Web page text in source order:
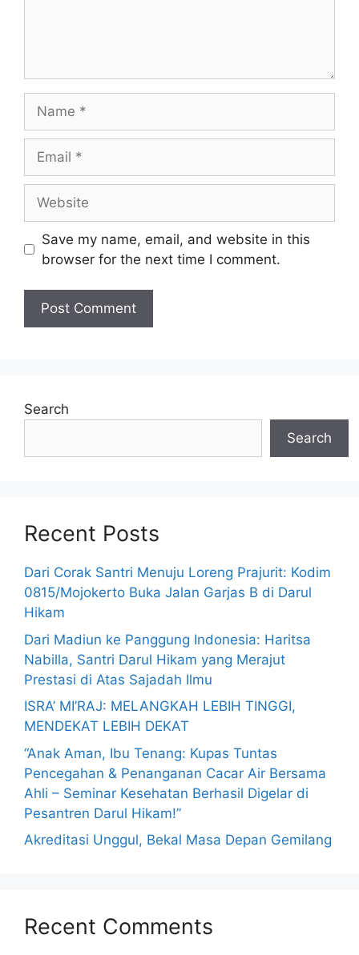
Save my name, email, and website in this
browser for the next time I comment.
Search
Search
Recent Posts
Dari Corak Santri Menuju Loreng Prajurit: Kodim
0815/Mojokerto Buka Jalan Garjas B di Darul
Hikam
Dari Madiun ke Panggung Indonesia: Haritsa
Nabilla, Santri Darul Hikam yang Merajut
Prestasi di Atas Sajadah Ilmu
ISRA’ MI’RAJ: MELANGKAH LEBIH TINGGI,
MENDEKAT LEBIH DEKAT
“Anak Aman, Ibu Tenang: Kupas Tuntas
Pencegahan & Penanganan Cacar Air Bersama
Ahli – Seminar Kesehatan Berhasil Digelar di
Pesantren Darul Hikam!”
Akreditasi Unggul, Bekal Masa Depan Gemilang
Recent Comments